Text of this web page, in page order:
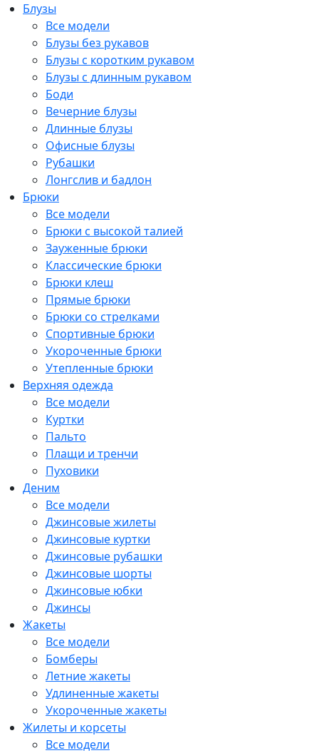
Блузы
Все модели
Блузы без рукавов
Блузы с коротким рукавом
Блузы с длинным рукавом
Боди
Вечерние блузы
Длинные блузы
Офисные блузы
Рубашки
Лонгслив и бадлон
Брюки
Все модели
Брюки с высокой талией
Зауженные брюки
Классические брюки
Брюки клеш
Прямые брюки
Брюки со стрелками
Спортивные брюки
Укороченные брюки
Утепленные брюки
Верхняя одежда
Все модели
Куртки
Пальто
Плащи и тренчи
Пуховики
Деним
Все модели
Джинсовые жилеты
Джинсовые куртки
Джинсовые рубашки
Джинсовые шорты
Джинсовые юбки
Джинсы
Жакеты
Все модели
Бомберы
Летние жакеты
Удлиненные жакеты
Укороченные жакеты
Жилеты и корсеты
Все модели